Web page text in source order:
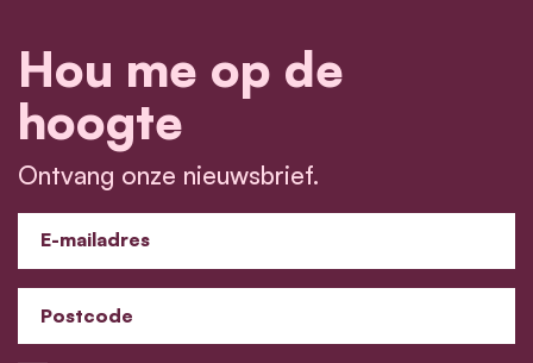
Hou me op de
hoogte
Ontvang onze nieuwsbrief.
E-mailadres
Postcode